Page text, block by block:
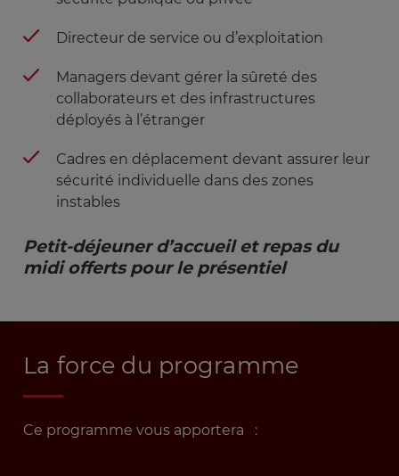
Directeur de service ou d’exploitation
Managers devant gérer la sûreté des
collaborateurs et des infrastructures
déployés à l’étranger
Cadres en déplacement devant assurer leur
sécurité individuelle dans des zones
instables
Petit-déjeuner d’accueil et repas du
midi offerts pour le présentiel
La force du programme
Ce programme vous apportera :